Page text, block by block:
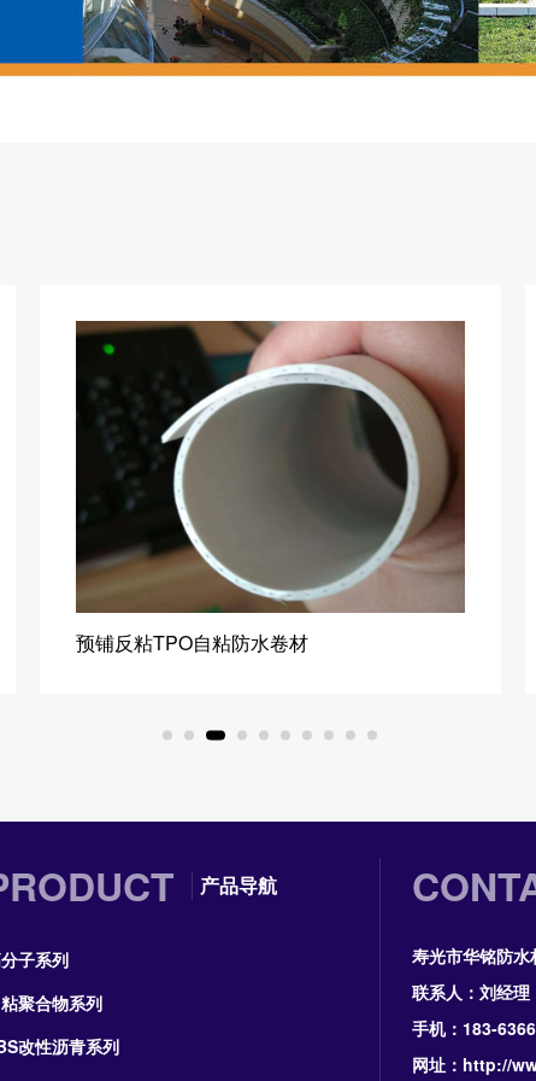
预铺反粘TPO自粘防水卷材
产品导航
子系列
聚合物系列
改性沥青系列
寿光市华铭防水
联系人：刘经理
手机：183-
网址：http://